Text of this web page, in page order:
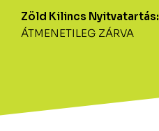
Zöld Kilincs Nyitvatartás:
ÁTMENETILEG ZÁRVA